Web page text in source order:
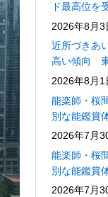
ド最高位を
2026年8月3
近所づきあ
高い傾向
2026年8月1
能楽師・桜
別な能鑑賞
2026年7月
能楽師・桜
別な能鑑賞
2026年7月